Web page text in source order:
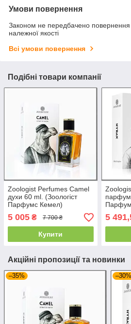
Умови повернення
Законом не передбачено повернення
належної якості
Всі умови повернення
Подібні товари компанії
Zoologist Perfumes Camel
духи 60 ml. (Зоологіст
Парфумс Кемел)
5 005 ₴ 7 700 ₴
Купити
5
Акційні пропозиції та новинки
–35% –30%